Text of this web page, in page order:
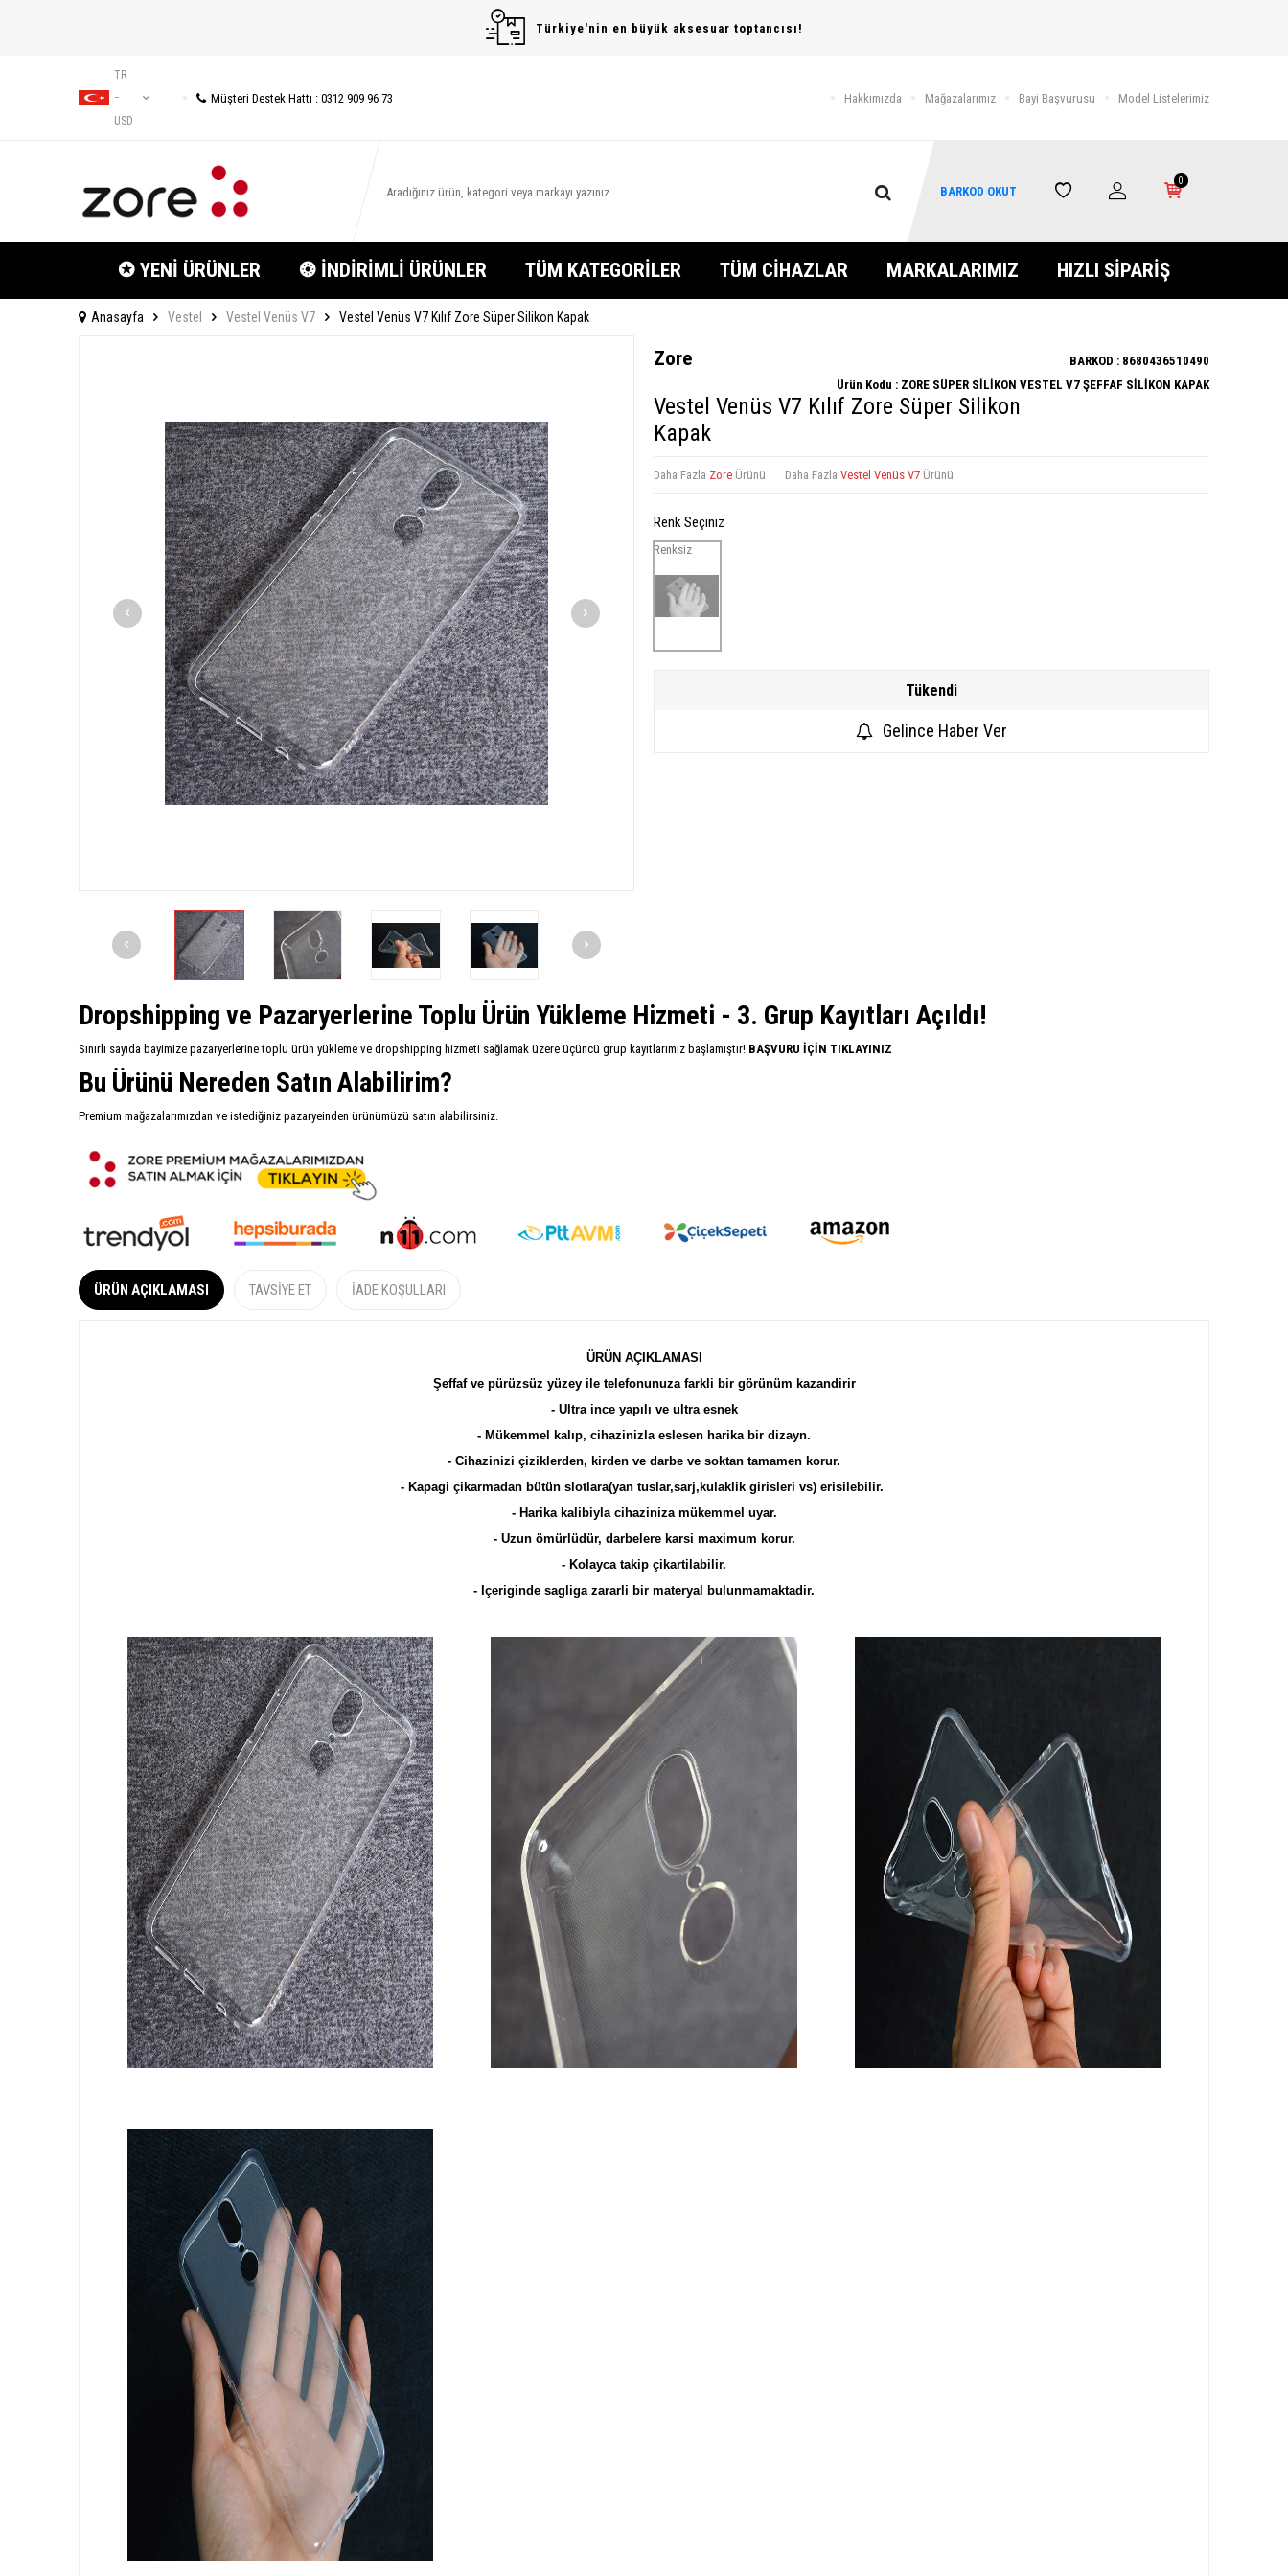
Türkiye'nin en büyük aksesuar toptancısı!
TR
−
USD
Müşteri Destek Hattı : 0312 909 96 73 Hakkımızda Mağazalarımız Bayi Başvurusu Model Listelerimiz
BARKOD OKUT
0
✪ YENİ ÜRÜNLER ❂ İNDİRİMLİ ÜRÜNLER TÜM KATEGORİLER TÜM CİHAZLAR MARKALARIMIZ HIZLI SİPARİŞ
Anasayfa Vestel Vestel Venüs V7 Vestel Venüs V7 Kılıf Zore Süper Silikon Kapak
Zore BARKOD : 8680436510490
Ürün Kodu : ZORE SÜPER SİLİKON VESTEL V7 ŞEFFAF SİLİKON KAPAK
Vestel Venüs V7 Kılıf Zore Süper Silikon
Kapak
Daha Fazla Zore Ürünü Daha Fazla Vestel Venüs V7 Ürünü
Renk Seçiniz
Renksiz
Tükendi
Gelince Haber Ver
Dropshipping ve Pazaryerlerine Toplu Ürün Yükleme Hizmeti - 3. Grup Kayıtları Açıldı!
Sınırlı sayıda bayimize pazaryerlerine toplu ürün yükleme ve dropshipping hizmeti sağlamak üzere üçüncü grup kayıtlarımız başlamıştır! BAŞVURU İÇİN TIKLAYINIZ
Bu Ürünü Nereden Satın Alabilirim?
Premium mağazalarımızdan ve istediğiniz pazaryeinden ürünümüzü satın alabilirsiniz.
ÜRÜN AÇIKLAMASI TAVSIYE ET İADE KOŞULLARI
ÜRÜN AÇIKLAMASI
Şeffaf ve pürüzsüz yüzey ile telefonunuza farkli bir görünüm kazandirir
- Ultra ince yapılı ve ultra esnek
- Mükemmel kalıp, cihazinizla eslesen harika bir dizayn.
- Cihazinizi çiziklerden, kirden ve darbe ve soktan tamamen korur.
- Kapagi çikarmadan bütün slotlara(yan tuslar,sarj,kulaklik girisleri vs) erisilebilir.
- Harika kalibiyla cihaziniza mükemmel uyar.
- Uzun ömürlüdür, darbelere karsi maximum korur.
- Kolayca takip çikartilabilir.
- Içeriginde sagliga zararli bir materyal bulunmamaktadir.